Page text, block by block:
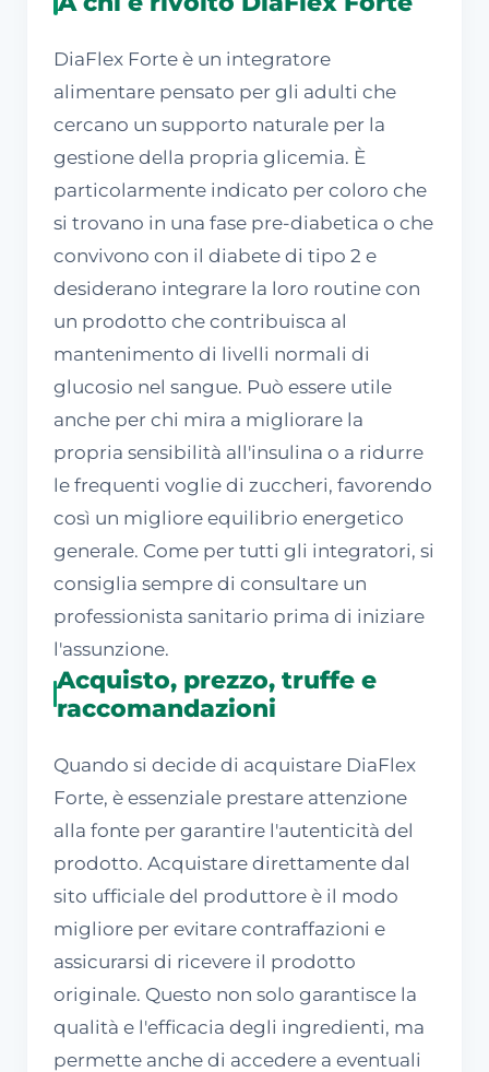
DiaFlex Forte è un integratore
alimentare pensato per gli adulti che
cercano un supporto naturale per la
gestione della propria glicemia. È
particolarmente indicato per coloro che
si trovano in una fase pre-diabetica o che
convivono con il diabete di tipo 2 e
desiderano integrare la loro routine con
un prodotto che contribuisca al
mantenimento di livelli normali di
glucosio nel sangue. Può essere utile
anche per chi mira a migliorare la
propria sensibilità all'insulina o a ridurre
le frequenti voglie di zuccheri, favorendo
così un migliore equilibrio energetico
generale. Come per tutti gli integratori, si
consiglia sempre di consultare un
professionista sanitario prima di iniziare
l'assunzione.
Acquisto, prezzo, truffe e
raccomandazioni
Quando si decide di acquistare DiaFlex
Forte, è essenziale prestare attenzione
alla fonte per garantire l'autenticità del
prodotto. Acquistare direttamente dal
sito ufficiale del produttore è il modo
migliore per evitare contraffazioni e
assicurarsi di ricevere il prodotto
originale. Questo non solo garantisce la
qualità e l'efficacia degli ingredienti, ma
permette anche di accedere a eventuali